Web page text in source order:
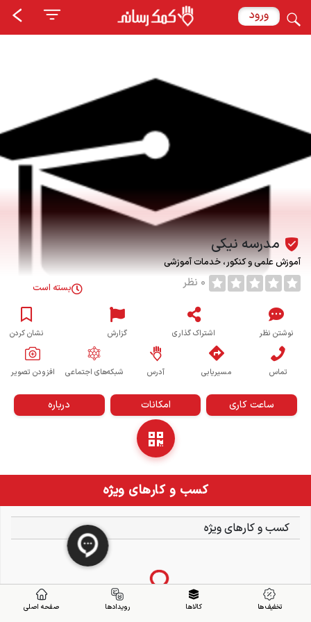
ورود
مدرسه نیکی
آموزش علمی و کنکور خدمات آموزشی
0 نظر بسته است
نوشتن نظر اشتراک گذاری گزارش نشان کردن
تماس مسیریابی آدرس شبکه‌های اجتماعی افزودن تصویر
ساعت کاری امکانات درباره
کسب و کارهای ویژه
کسب و کارهای ویژه
تخفیف ها کالاها رویدادها صفحه اصلی